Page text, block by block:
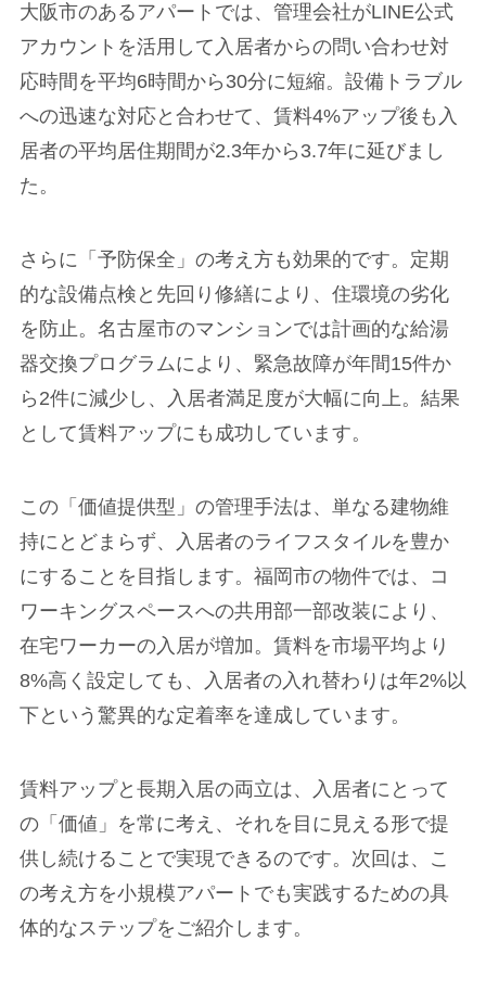
大阪市のあるアパートでは、管理会社がLINE公式
アカウントを活用して入居者からの問い合わせ対
応時間を平均6時間から30分に短縮。設備トラブル
への迅速な対応と合わせて、賃料4%アップ後も入
居者の平均居住期間が2.3年から3.7年に延びまし
た。
さらに「予防保全」の考え方も効果的です。定期
的な設備点検と先回り修繕により、住環境の劣化
を防止。名古屋市のマンションでは計画的な給湯
器交換プログラムにより、緊急故障が年間15件か
ら2件に減少し、入居者満足度が大幅に向上。結果
として賃料アップにも成功しています。
この「価値提供型」の管理手法は、単なる建物維
持にとどまらず、入居者のライフスタイルを豊か
にすることを目指します。福岡市の物件では、コ
ワーキングスペースへの共用部一部改装により、
在宅ワーカーの入居が増加。賃料を市場平均より
8%高く設定しても、入居者の入れ替わりは年2%以
下という驚異的な定着率を達成しています。
賃料アップと長期入居の両立は、入居者にとって
の「価値」を常に考え、それを目に見える形で提
供し続けることで実現できるのです。次回は、こ
の考え方を小規模アパートでも実践するための具
体的なステップをご紹介します。